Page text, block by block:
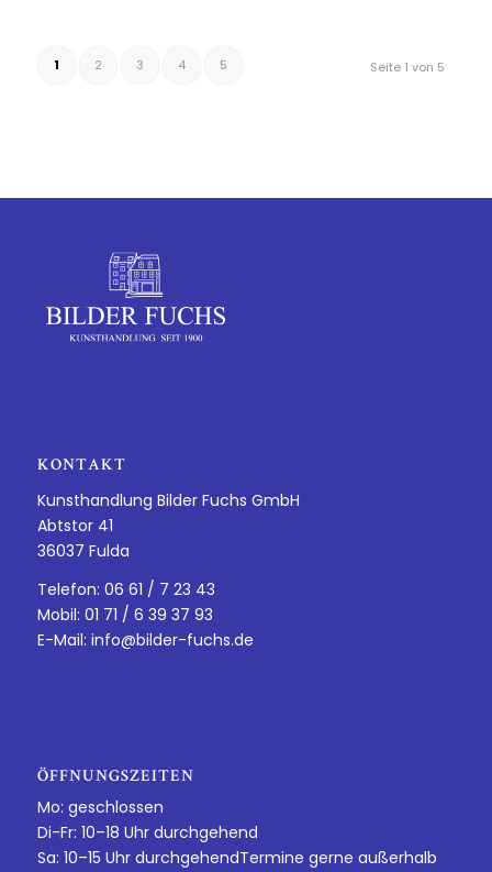
Seite 1 von 5
1 2 3 4 5
KONTAKT
Kunsthandlung Bilder Fuchs GmbH
Abtstor 41
36037 Fulda
Telefon: 06 61 / 7 23 43
Mobil: 01 71 / 6 39 37 93
E-Mail: info@bilder-fuchs.de
ÖFFNUNGSZEITEN
Mo: geschlossen
Di-Fr: 10–18 Uhr durchgehend
Sa: 10–15 Uhr durchgehendTermine gerne außerhalb